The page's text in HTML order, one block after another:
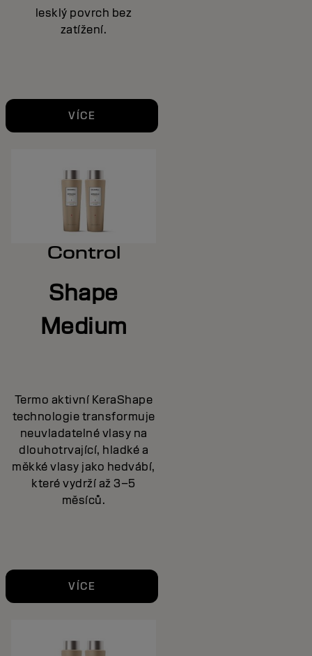
lesklý povrch bez
zatížení.
VÍCE
Control
Shape
Medium
Termo aktivní KeraShape
technologie transformuje
neuvladatelné vlasy na
dlouhotrvající, hladké a
měkké vlasy jako hedvábí,
které vydrží až 3–5
měsíců.
VÍCE